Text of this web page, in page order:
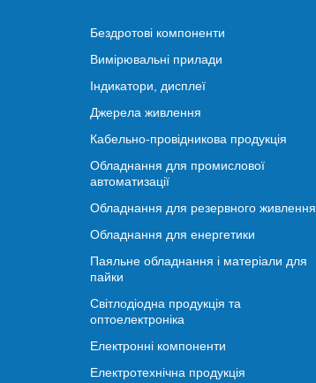
Бездротові компоненти
Вимірювальні прилади
Індикатори, дисплеї
Джерела живлення
Кабельно-провідникова продукція
Обладнання для промислової
автоматизації
Обладнання для резервного живлення
Обладнання для енергетики
Паяльне обладнання і матеріали для
пайки
Світлодіодна продукція та
оптоелектроніка
Електронні компоненти
Електротехнічна продукція